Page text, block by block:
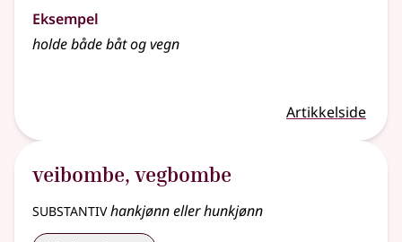
Eksempel
holde både båt ogvegn
Artikkelside
veibombe, vegbombe
substantivhankjønn eller hunkjønn